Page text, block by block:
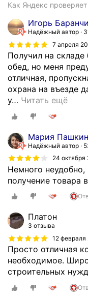
Как Яндекс
Игорь
Надёжный автор
7 апреля
Получил на
обед, но меня
отличная,
охрана на въезде
у… Читать ещё
Мария
Надёжный автор
24 октября
Немного
получение товара
Платон
3 отзыва
12 февраля
Просто отличная
необходимое.
строительных